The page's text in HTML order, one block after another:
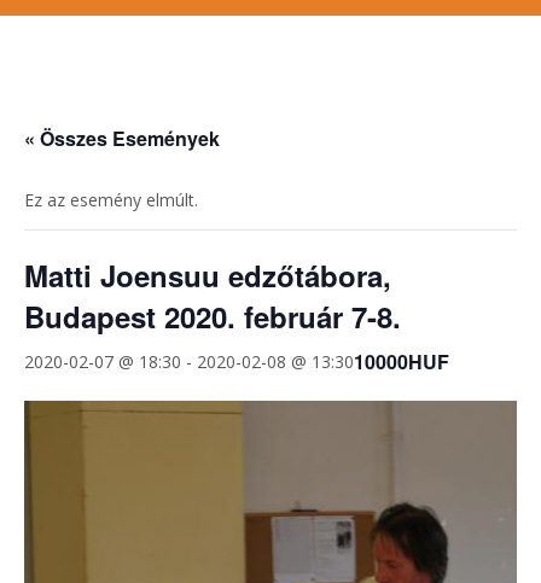
« Összes Események
Ez az esemény elmúlt.
Matti Joensuu edzőtábora,
Budapest 2020. február 7-8.
2020-02-07 @ 18:30 - 2020-02-08 @ 13:3010000HUF